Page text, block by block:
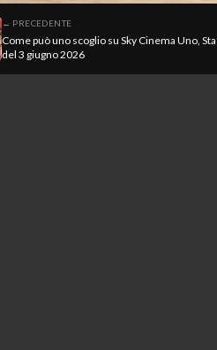
← PRECEDENTE
Come può uno scoglio su Sky Cinema Uno,
del 3 giugno 2026